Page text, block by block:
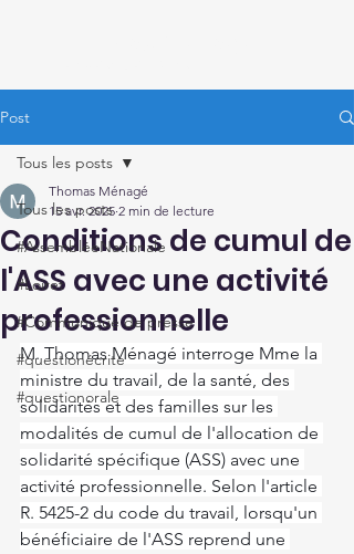
Post
Tous les posts
#AssembléeNationale
#Loiret
#Communiqué de presse
#questionécrite
#questionorale
Tous les posts
Conditions de cumul de
l'ASS avec une activité
professionnelle
Thomas Ménagé
15 avr. 2025 2 min de lecture
M. Thomas Ménagé interroge Mme la
ministre du travail, de la santé, des
solidarités et des familles sur les
modalités de cumul de l'allocation de
solidarité spécifique (ASS) avec une
activité professionnelle. Selon l'article
R. 5425-2 du code du travail, lorsqu'un
bénéficiaire de l'ASS reprend une